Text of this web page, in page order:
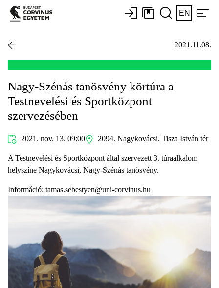
EN
2021.11.08.
Nagy-Szénás tanösvény körtúra a
Testnevelési és Sportközpont
szervezésében
2021. nov. 13. 09:00 2094. Nagykovácsi, Tisza István tér
A Testnevelési és Sportközpont által szervezett 3. túraalkalom
helyszíne Nagykovácsi, Nagy-Szénás tanösvény.
Információ: tamas.sebestyen@uni-corvinus.hu